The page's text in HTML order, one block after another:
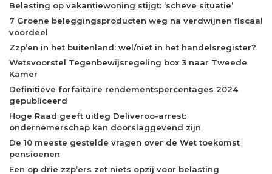
Belasting op vakantiewoning stijgt: ‘scheve situatie’
7 Groene beleggingsproducten weg na verdwijnen fiscaal
voordeel
Zzp’en in het buitenland: wel/niet in het handelsregister?
Wetsvoorstel Tegenbewijsregeling box 3 naar Tweede
Kamer
Definitieve forfaitaire rendementspercentages 2024
gepubliceerd
Hoge Raad geeft uitleg Deliveroo-arrest:
ondernemerschap kan doorslaggevend zijn
De 10 meeste gestelde vragen over de Wet toekomst
pensioenen
Een op drie zzp’ers zet niets opzij voor belasting